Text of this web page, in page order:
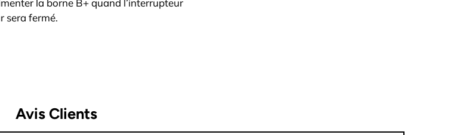
la borne B+ quand l’interrupteur
sera fermé.
Avis Clients